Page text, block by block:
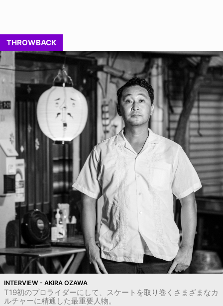
THROWBACK
INTERVIEW - AKIRA OZAWA
T19初のプロライダーにして、スケートを取り巻くさまざまなカ
ルチャーに精通した最重要人物。